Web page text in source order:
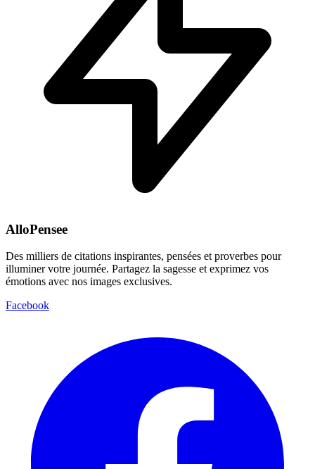
AlloPensee
Des milliers de citations inspirantes, pensées et proverbes pour
illuminer votre journée. Partagez la sagesse et exprimez vos
émotions avec nos images exclusives.
Facebook